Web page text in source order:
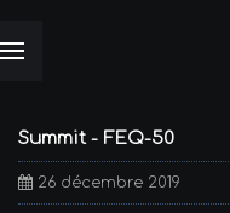
Summit - FEQ-50
26 décembre 2019